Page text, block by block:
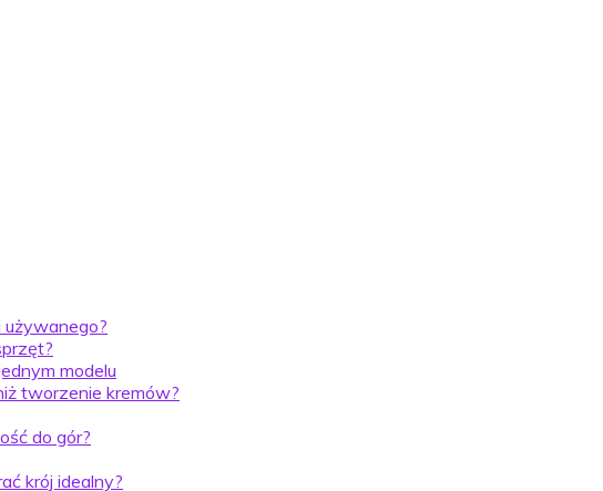
używanego?
modelu
tworzenie kremów?
do gór?
krój idealny?